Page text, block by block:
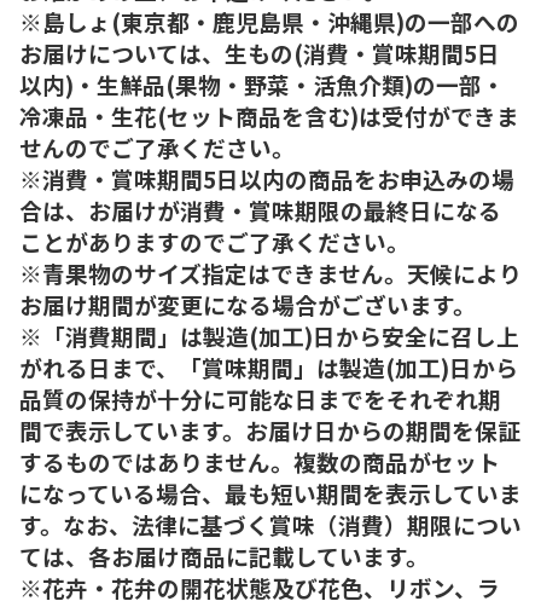
※島しょ(東京都・鹿児島県・沖縄県)の一部への
お届けについては、生もの(消費・賞味期間5日
以内)・生鮮品(果物・野菜・活魚介類)の一部・
冷凍品・生花(セット商品を含む)は受付ができま
せんのでご了承ください。
※消費・賞味期間5日以内の商品をお申込みの場
合は、お届けが消費・賞味期限の最終日になる
ことがありますのでご了承ください。
※青果物のサイズ指定はできません。天候により
お届け期間が変更になる場合がございます。
※「消費期間」は製造(加工)日から安全に召し上
がれる日まで、「賞味期間」は製造(加工)日から
品質の保持が十分に可能な日までをそれぞれ期
間で表示しています。お届け日からの期間を保証
するものではありません。複数の商品がセット
になっている場合、最も短い期間を表示していま
す。なお、法律に基づく賞味（消費）期限につい
ては、各お届け商品に記載しています。
※花卉・花弁の開花状態及び花色、リボン、ラ